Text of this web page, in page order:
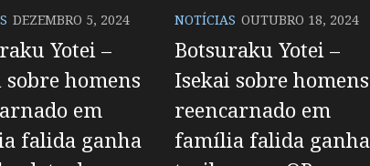
DEZEMBRO 5, 2024
Yotei –
sobre homens
em
falida ganha
NOTÍCIAS OUTUBRO 18, 2024
Botsuraku Yotei –
Isekai sobre homens
reencarnado em
família falida ganha